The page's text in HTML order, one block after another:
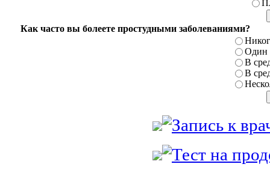
Как часто вы болеете простудными заболеваниями?
Один
В
В